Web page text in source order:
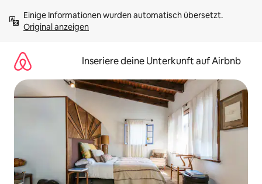
Inhalten
springenOriginal anzeigen
Inseriere deine Unterkunft auf Airbnb